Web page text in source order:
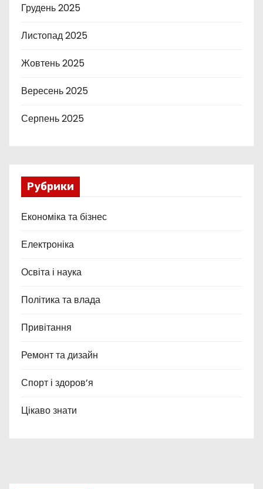
Грудень 2025
Листопад 2025
Жовтень 2025
Вересень 2025
Серпень 2025
Рубрики
Економіка та бізнес
Електроніка
Освіта і наука
Політика та влада
Привітання
Ремонт та дизайн
Спорт і здоров’я
Цікаво знати